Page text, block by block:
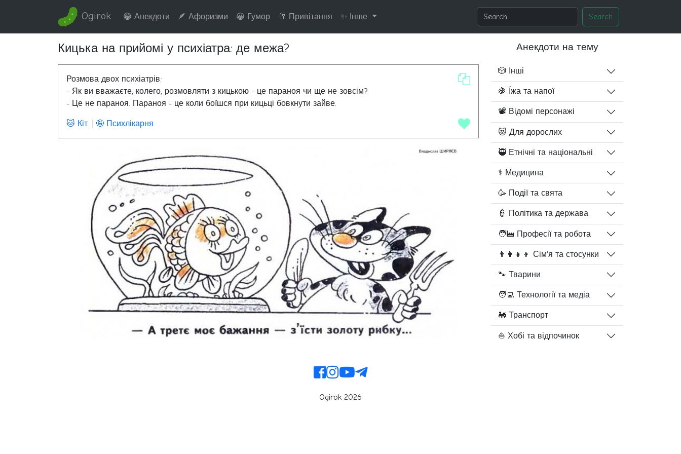
Ogirok 😁 Анекдоти 🪶 Афоризми 😀 Гумор 🥂 Привітання ✨ Інше Search
Кицька на прийомі у психіатра: де межа?
Розмова двох психіатрів:
- Як ви вважаєте, колего, розмовляти з кицькою - це параноя чи ще не зовсім?
- Це не параноя. Параноя - це коли боїшся при кицьці бовкнути зайве.
🐱 Кіт 🤪 Психлікарня
Анекдоти на тему
🎲 Інші
🍇 Їжа та напої
📽️ Відомі персонажі
😻 Для дорослих
🥷 Етнічні та національні
⚕️ Медицина
🥳 Події та свята
👮 Політика та держава
🧑‍🏭 Професії та робота
👨‍👩‍👧‍👦 Сім'я та стосунки
🐾 Тварини
🧑‍💻 Технології та медіа
🚂 Транспорт
⛵ Хобі та відпочинок
Ogirok 2026